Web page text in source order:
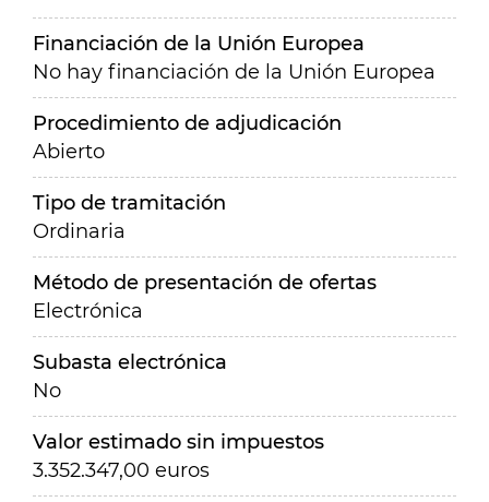
Financiación de la Unión Europea
No hay financiación de la Unión Europea
Procedimiento de adjudicación
Abierto
Tipo de tramitación
Ordinaria
Método de presentación de ofertas
Electrónica
Subasta electrónica
No
Valor estimado sin impuestos
3.352.347,00 euros